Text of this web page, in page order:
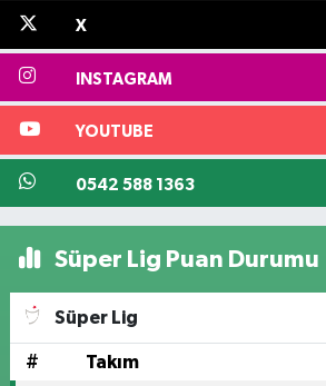
X
INSTAGRAM
YOUTUBE
0542 588 1363
Süper Lig Puan Durumu
Süper Lig
# Takım